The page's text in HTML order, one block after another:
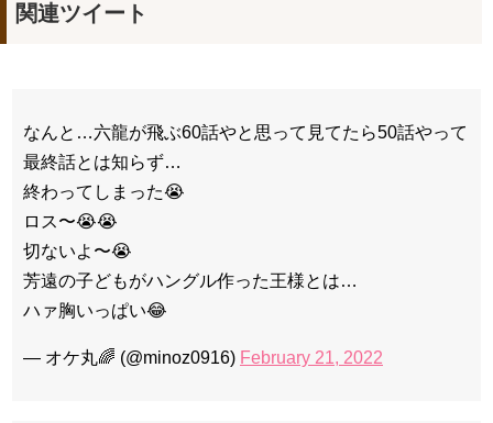
関連ツイート
なんと…六龍が飛ぶ60話やと思って見てたら50話やって
最終話とは知らず…
終わってしまった😭
ロス〜😭😭
切ないよ〜😭
芳遠の子どもがハングル作った王様とは…
ハァ胸いっぱい😂
— オケ丸🌈 (@minoz0916) February 21, 2022